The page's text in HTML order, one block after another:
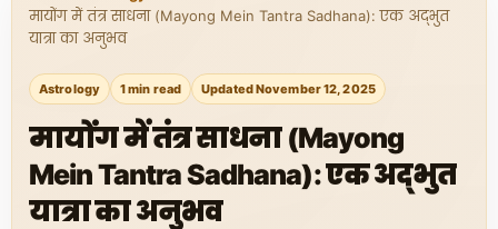
मायोंग में तंत्र साधना (Mayong Mein Tantra Sadhana): एक अद्भुत
यात्रा का अनुभव
Astrology 1 min read Updated November 12, 2025
मायोंग में तंत्र साधना (Mayong
Mein Tantra Sadhana): एक अद्भुत
यात्रा का अनुभव